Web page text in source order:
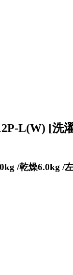
L(W) [洗
/乾燥6.0kg /